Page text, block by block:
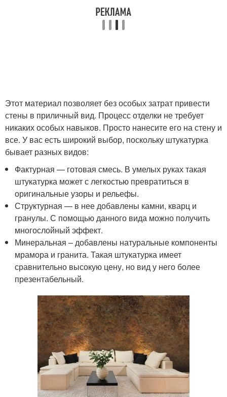
Этот материал позволяет без особых затрат привести
стены в приличный вид. Процесс отделки не требует
никаких особых навыков. Просто нанесите его на стену и
все. У вас есть широкий выбор, поскольку штукатурка
бывает разных видов:
Фактурная — готовая смесь. В умелых руках такая
штукатурка может с легкостью превратиться в
оригинальные узоры и рельефы.
Структурная — в нее добавлены камни, кварц и
гранулы. С помощью данного вида можно получить
многослойный эффект.
Минеральная – добавлены натуральные компоненты
мрамора и гранита. Такая штукатурка имеет
сравнительно высокую цену, но вид у него более
презентабельный.